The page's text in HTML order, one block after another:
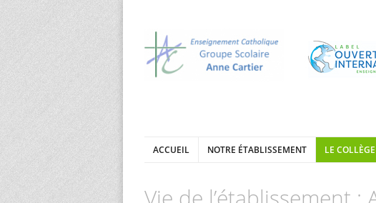
ACCUEIL NOTRE ÉTABLISSEMENT LE COLLÈGE